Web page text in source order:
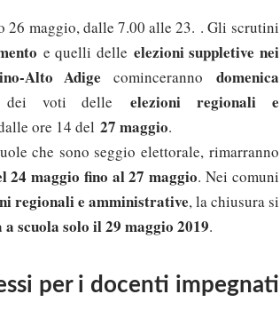
26 maggio, dalle 7.00 alle 23. . Gli scrutini
e quelli delle elezioni suppletive nei
Alto Adige cominceranno domenica
dei voti delleelezioni regionali e
ore 14 del 27 maggio.
che sono seggio elettorale, rimarranno
24 maggio fino al 27 maggio. Nei comuni
regionali e amministrative, la chiusura si
scuola solo il 29 maggio 2019.
per i docenti impegnati